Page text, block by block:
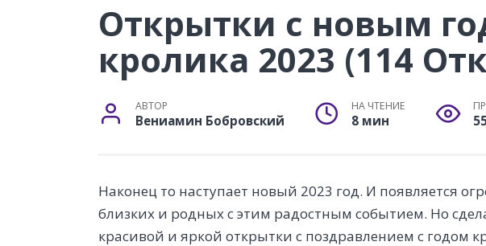
Открытки с новым
кролика 2023 (114
АВТОР
Вениамин Бобровский
НА ЧТЕНИЕ
8 мин
Наконец то наступает новый 2023 год. И появляется
близких и родных с этим радостным событием. Но
красивой и яркой открытки с поздравлением с годом